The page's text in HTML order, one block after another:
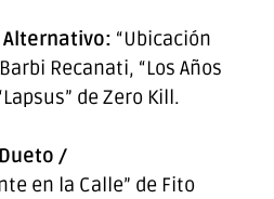
Alternativo: “Ubicación
Recanati, “Los Años
de Zero Kill.
/
en la Calle” de Fito